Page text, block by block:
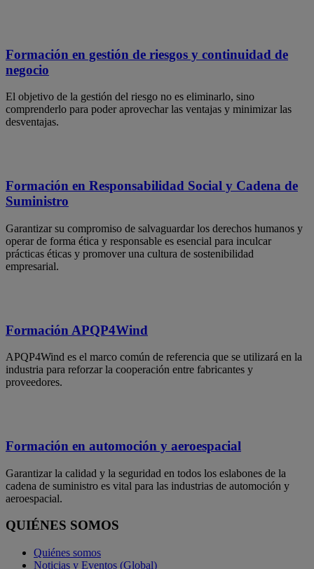
Formación en gestión de riesgos y continuidad de
negocio
El objetivo de la gestión del riesgo no es eliminarlo, sino
comprenderlo para poder aprovechar las ventajas y minimizar las
desventajas.
Formación en Responsabilidad Social y Cadena de
Suministro
Garantizar su compromiso de salvaguardar los derechos humanos y
operar de forma ética y responsable es esencial para inculcar
prácticas éticas y promover una cultura de sostenibilidad
empresarial.
Formación APQP4Wind
APQP4Wind es el marco común de referencia que se utilizará en la
industria para reforzar la cooperación entre fabricantes y
proveedores.
Formación en automoción y aeroespacial
Garantizar la calidad y la seguridad en todos los eslabones de la
cadena de suministro es vital para las industrias de automoción y
aeroespacial.
QUIÉNES SOMOS
Quiénes somos
Noticias y Eventos (Global)